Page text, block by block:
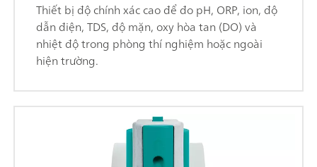
Thiết bị độ chính xác cao để đo pH, ORP, ion, độ
dẫn điện, TDS, độ mặn, oxy hòa tan (DO) và
nhiệt độ trong phòng thí nghiệm hoặc ngoài
hiện trường.